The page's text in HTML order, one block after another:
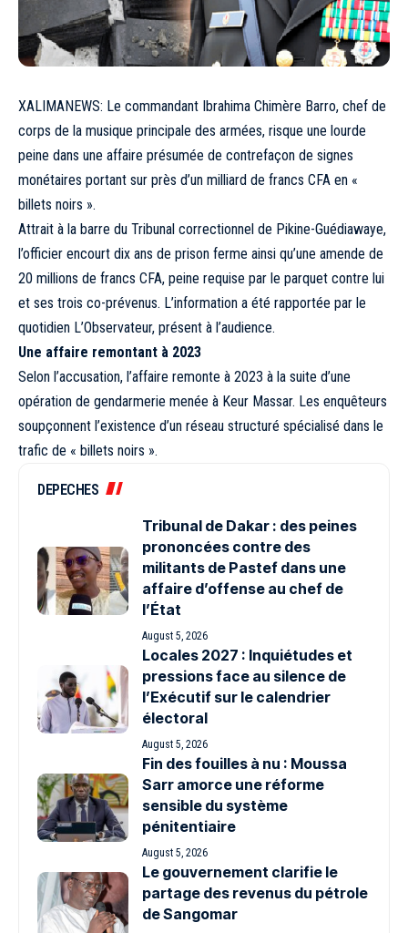
XALIMANEWS: Le commandant Ibrahima Chimère Barro, chef de
corps de la musique principale des armées, risque une lourde
peine dans une affaire présumée de contrefaçon de signes
monétaires portant sur près d’un milliard de francs CFA en «
billets noirs ».
Attrait à la barre du Tribunal correctionnel de Pikine-Guédiawaye,
l’officier encourt dix ans de prison ferme ainsi qu’une amende de
20 millions de francs CFA, peine requise par le parquet contre lui
et ses trois co-prévenus. L’information a été rapportée par le
quotidien L’Observateur, présent à l’audience.
Une affaire remontant à 2023
Selon l’accusation, l’affaire remonte à 2023 à la suite d’une
opération de gendarmerie menée à Keur Massar. Les enquêteurs
soupçonnent l’existence d’un réseau structuré spécialisé dans le
trafic de « billets noirs ».
DEPECHES
Tribunal de Dakar : des peines
prononcées contre des
militants de Pastef dans une
affaire d’offense au chef de
l’État
August 5, 2026
Locales 2027 : Inquiétudes et
pressions face au silence de
l’Exécutif sur le calendrier
électoral
August 5, 2026
Fin des fouilles à nu : Moussa
Sarr amorce une réforme
sensible du système
pénitentiaire
August 5, 2026
Le gouvernement clarifie le
partage des revenus du pétrole
de Sangomar